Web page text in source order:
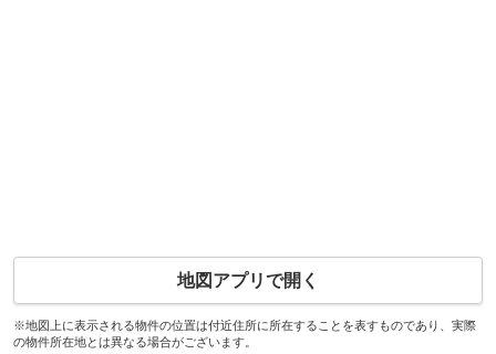
地図アプリで開く
※地図上に表示される物件の位置は付近住所に所在することを表すものであり、実際
の物件所在地とは異なる場合がございます。